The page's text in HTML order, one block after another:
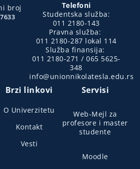
broj
Telefoni
Studentska služba:
011 2180-143
Pravna služba:
011 2180-287 lokal 114
Služba finansija:
011 2180-271 / 065 5625-
348
info@unionnikolatesla.edu.rs
Brzi linkovi
O Univerzitetu
Kontakt
Vesti
Servisi
Web-Mejl za
profesore i master
studente
Moodle